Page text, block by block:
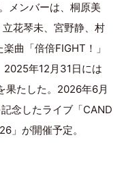
メンバーは、桐原美
花琴未、宮野静、村
曲「倍倍FIGHT！」
2025年12月31日には
果たした。2026年6月
念したライブ「CAND
」が開催予定。